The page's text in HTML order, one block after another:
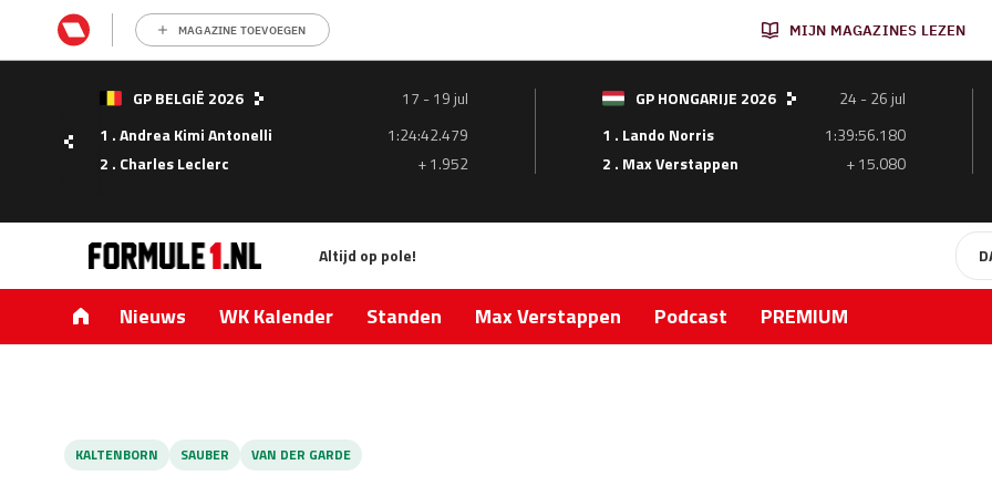
MAGAZINE TOEVOEGEN MIJN MAGAZINES LEZEN
GP BELGIË 2026
17 - 19 jul
1 . Andrea Kimi Antonelli
1:24:42.479
2 . Charles Leclerc
+ 1.952
GP HONGARIJE 2026
24 - 26 jul
1 . Lando Norris
1:39:56.180
2 . Max Verstappen
+ 15.080
Altijd op pole!
Nieuws WK Kalender Standen Max Verstappen Podcast PREMIUM
KALTENBORN SAUBER VAN DER GARDE